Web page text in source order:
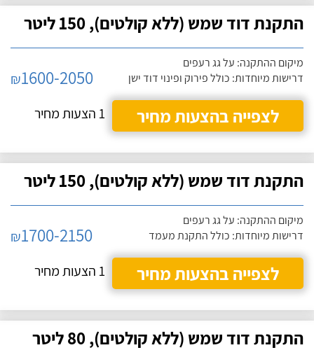
התקנת דוד שמש (ללא קולטים), 150 ליטר
מיקום ההתקנה: על גג רעפים
דרישות מיוחדות: כולל פירוק ופינוי דוד ישן
₪1600-2050
לצפייה בהצעות מחיר
1 הצעות מחיר
התקנת דוד שמש (ללא קולטים), 150 ליטר
מיקום ההתקנה: על גג רעפים
דרישות מיוחדות: כולל התקנת מעמד
₪1700-2150
לצפייה בהצעות מחיר
1 הצעות מחיר
התקנת דוד שמש (ללא קולטים), 80 ליטר